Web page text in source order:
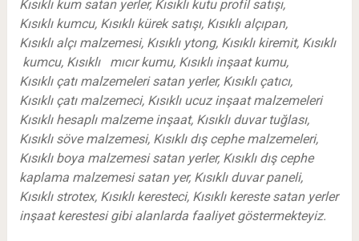
Kısıklı kum satan yerler, Kısıklı kutu profil satışı,
Kısıklı kumcu, Kısıklı kürek satışı, Kısıklı alçıpan,
Kısıklı alçı malzemesi, Kısıklı ytong, Kısıklı kiremit, Kısıklı
kumcu, Kısıklı mıcır kumu, Kısıklı inşaat kumu,
Kısıklı çatı malzemeleri satan yerler, Kısıklı çatıcı,
Kısıklı çatı malzemeci, Kısıklı ucuz inşaat malzemeleri
Kısıklı hesaplı malzeme inşaat, Kısıklı duvar tuğlası,
Kısıklı söve malzemesi, Kısıklı dış cephe malzemeleri,
Kısıklı boya malzemesi satan yerler, Kısıklı dış cephe
kaplama malzemesi satan yer, Kısıklı duvar paneli,
Kısıklı strotex, Kısıklı keresteci, Kısıklı kereste satan yerler
inşaat kerestesi gibi alanlarda faaliyet göstermekteyiz.